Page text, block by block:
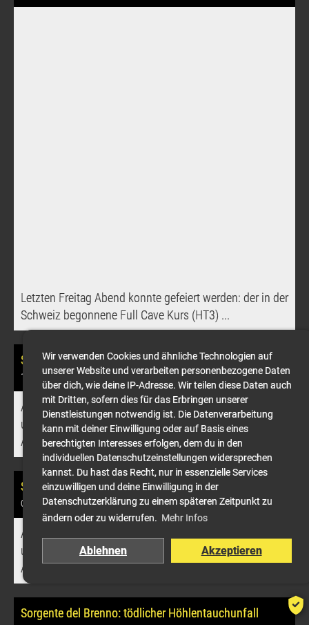
Wir verwenden Cookies und ähnliche Technologien auf
unserer Website und verarbeiten personenbezogene Daten
über dich, wie deine IP-Adresse. Wir teilen diese Daten auch
mit Dritten, sofern dies für das Erbringen unserer
Dienstleistungen notwendig ist. Die Datenverarbeitung
kann mit deiner Einwilligung oder auf Basis eines
berechtigten Interesses erfolgen, dem du in den
individuellen Datenschutzeinstellungen widersprechen
kannst. Du hast das Recht, nur in essenzielle Services
einzuwilligen und deine Einwilligung in der
Datenschutzerklärung zu einem späteren Zeitpunkt zu
ändern oder zu widerrufen. Mehr Infos
Ablehnen Akzeptieren
Letzten Freitag Abend konnte gefeiert werden: der in der
Schweiz begonnene Full Cave Kurs (HT3) ...
Sorgente del Brenno: Bergung abgeschlossen
10.11.2024, Beat Müller
Abschied von einem erfahrenen Kollegen: Wir trauern
um einen einstigen Weggefährten und entbieten den
Angehörigen unser Beileid.
Sorgente del Brenno: Zum tödlichen Höhlentauchunfall
06.11.2024, Beat Müller
Abschied von einem erfahrenen Kollegen: Wir trauern
um einen einstigen Weggefährten und entbieten den
Angehörigen unser Beileid.
Sorgente del Brenno: tödlicher Höhlentauchunfall